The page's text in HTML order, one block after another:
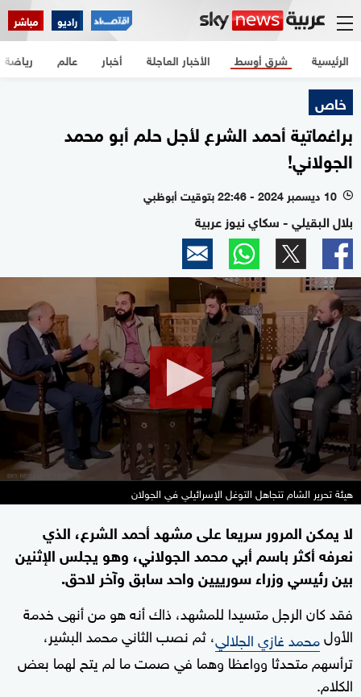
راديو مباشر
الرئيسية الأخبار العاجلة أخبار شرق أوسط عالم رياضة
خاص
براغماتية أحمد الشرع لأجل حلم أبو محمد
الجولاني!
l 10 ديسمبر 2024 - 22:46 بتوقيت أبوظبي
بلال البقيلي - سكاي نيوز عربية
of
2
minutes,
26
seconds
هيئة تحرير الشام تتجاهل التوغل الإسرائيلي في الجولان
لا يمكن المرور سريعا على مشهد أحمد الشرع، الذي
نعرفه أكثر باسم أبي محمد الجولاني، وهو يجلس الإثنين
بين رئيسي وزراء سورييين واحد سابق وآخر لاحق.
فقد كان الرجل متسيدا للمشهد، ذاك أنه هو من أنهى خدمة
الأولمحمد غازي الجلالي، ثم نصب الثاني محمد البشير،
ترأسهم متحدثا وواعظا وهما في صمت ما لم يتح لهما بعض
الكلام.